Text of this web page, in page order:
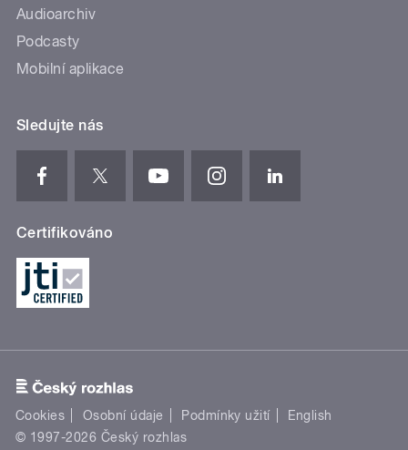
Audioarchiv
Podcasty
Mobilní aplikace
Sledujte nás
Certifikováno
Cookies Osobní údaje Podmínky užití
English
© 1997-2026 Český rozhlas